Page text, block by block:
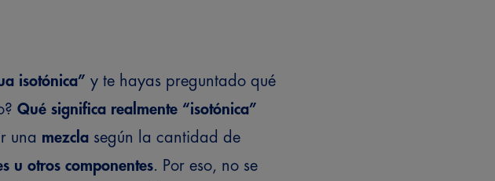
isotónica” y te hayas preguntado qué
Qué significa realmente “isotónica”
una mezcla según la cantidad de
u otros componentes. Por eso, no se